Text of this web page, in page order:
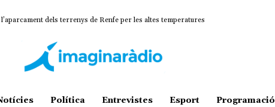
dels terrenys de Renfe per les altes temperatures
Política Entrevistes Esport Programació